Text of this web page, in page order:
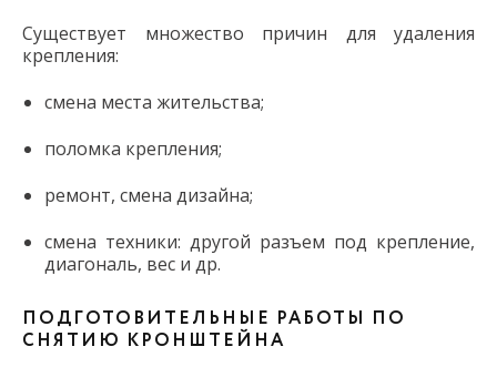
Существует множество причин для удаления
крепления:
смена места жительства;
поломка крепления;
ремонт, смена дизайна;
смена техники: другой разъем под крепление,
диагональ, вес и др.
ПОДГОТОВИТЕЛЬНЫЕ РАБОТЫ ПО
СНЯТИЮ КРОНШТЕЙНА